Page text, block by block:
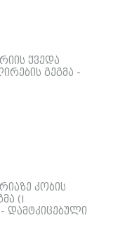
ქვედა
გეგმა -
კობის
(I
დამტკიცებული